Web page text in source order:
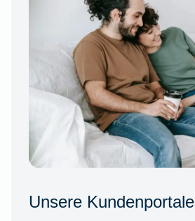
Unsere Kundenportale